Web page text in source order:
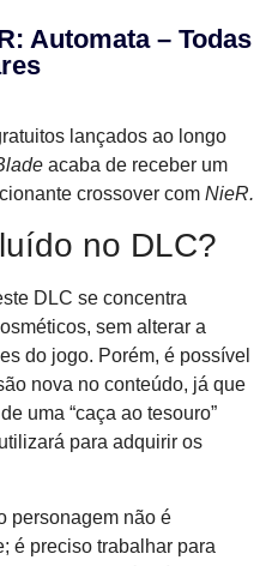
Automata – Todas
lançados ao longo
acaba de receber um
crossover com NieR.
no DLC?
DLC se concentra
sem alterar a
do jogo. Porém, é possível
nova no conteúdo, já que
uma “caça ao tesouro”
para adquirir os
personagem não é
é preciso trabalhar para